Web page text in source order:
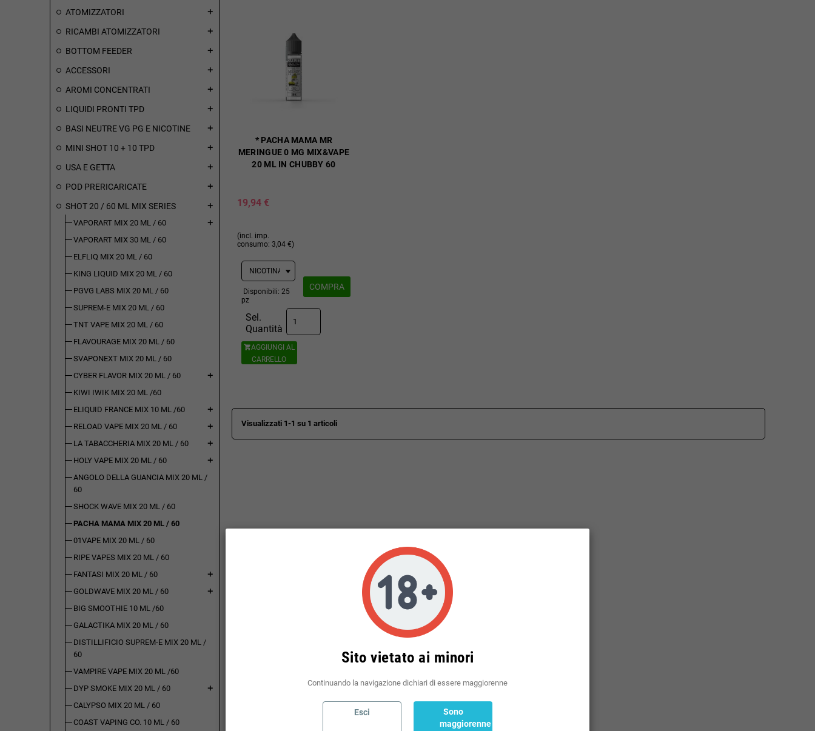
ATOMIZZATORI add
RICAMBI ATOMIZZATORI add
BOTTOM FEEDER add
ACCESSORI add
AROMI CONCENTRATI add
LIQUIDI PRONTI TPD add
BASI NEUTRE VG PG E NICOTINE add
MINI SHOT 10 + 10 TPD add
USA E GETTA add
POD PRERICARICATE add
SHOT 20 / 60 ML MIX SERIES add
VAPORART MIX 20 ML / 60 add
VAPORART MIX 30 ML / 60
ELFLIQ MIX 20 ML / 60
KING LIQUID MIX 20 ML / 60
PGVG LABS MIX 20 ML / 60
SUPREM-E MIX 20 ML / 60
TNT VAPE MIX 20 ML / 60
FLAVOURAGE MIX 20 ML / 60
SVAPONEXT MIX 20 ML / 60
CYBER FLAVOR MIX 20 ML / 60
add
KIWI IWIK MIX 20 ML /60
ELIQUID FRANCE MIX 10 ML /60
add
RELOAD VAPE MIX 20 ML / 60 add
LA TABACCHERIA MIX 20 ML / 60 add
HOLY VAPE MIX 20 ML / 60 add
ANGOLO DELLA GUANCIA MIX 20 ML /
60
SHOCK WAVE MIX 20 ML / 60
PACHA MAMA MIX 20 ML / 60
01VAPE MIX 20 ML / 60
RIPE VAPES MIX 20 ML / 60
FANTASI MIX 20 ML / 60
add
GOLDWAVE MIX 20 ML / 60 add
BIG SMOOTHIE 10 ML /60
GALACTIKA MIX 20 ML / 60
DISTILLIFICIO SUPREM-E MIX 20 ML /
60
VAMPIRE VAPE MIX 20 ML /60
DYP SMOKE MIX 20 ML / 60
add
CALYPSO MIX 20 ML / 60
COAST VAPING CO. 10 ML / 60
* PACHA MAMA MR
MERINGUE 0 MG MIX&VAPE
20 ML IN CHUBBY 60
19,94 €
(incl. imp.
consumo: 3,04 €)
Disponibili: 25
pz
Sel.
Quantità
AGGIUNGI AL
CARRELLO
COMPRA
Visualizzati 1-1 su 1 articoli
Sito vietato ai minori
Continuando la navigazione dichiari di essere maggiorenne
Esci
Sono
maggiorenne